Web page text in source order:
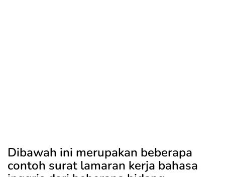
Dibawah ini merupakan beberapa
contoh surat lamaran kerja bahasa